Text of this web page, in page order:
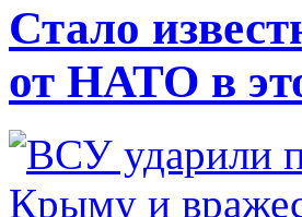
Стало
от НАТО в